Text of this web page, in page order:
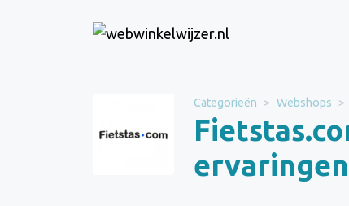
Categorieën Webshops
ervaringen
Fietstas.com
Categorie
Webshops